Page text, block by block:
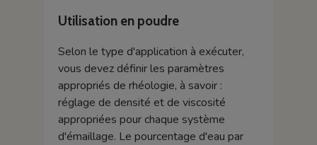
Utilisation en poudre
Selon le type d'application à exécuter,
vous devez définir les paramètres
appropriés de rhéologie, à savoir :
réglage de densité et de viscosité
appropriées pour chaque système
d'émaillage. Le pourcentage d'eau par